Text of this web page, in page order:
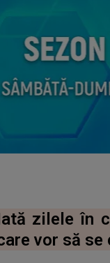
zilele în
vor să